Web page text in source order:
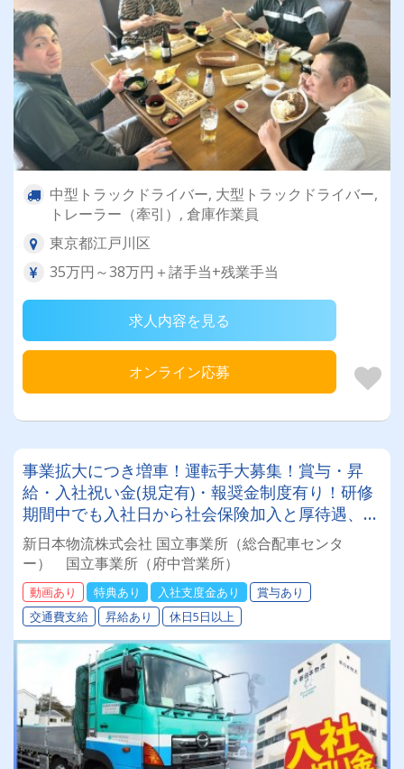
中型トラックドライバー, 大型トラックドライバー,
トレーラー（牽引）, 倉庫作業員
東京都江戸川区
35万円～38万円＋諸手当+残業手当
求人内容を見る
オンライン応募
事業拡大につき増車！運転手大募集！賞与・昇
給・入社祝い金(規定有)・報奨金制度有り！研修
期間中でも入社日から社会保険加入と厚待遇、充
実の福利厚生！
新日本物流株式会社 国立事業所（総合配車センタ
ー） 国立事業所（府中営業所）
動画あり 特典あり 入社支度金あり
賞与あり
交通費支給
昇給あり 休日5日以上